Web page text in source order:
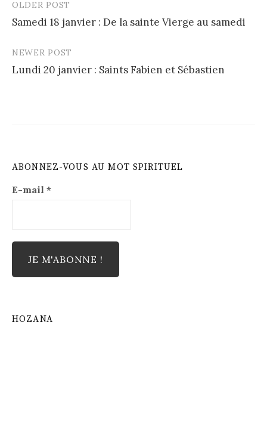
Post
navigation
OLDER POST
Samedi 18 janvier : De la sainte Vierge au samedi
NEWER POST
Lundi 20 janvier : Saints Fabien et Sébastien
ABONNEZ-VOUS AU MOT SPIRITUEL
E-mail *
HOZANA